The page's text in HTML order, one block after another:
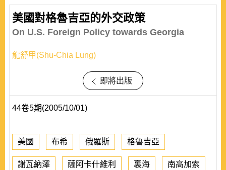
美國對格魯吉亞的外交政策
On U.S. Foreign Policy towards Georgia
龍舒甲(Shu-Chia Lung)
即將出版
44卷5期(2005/10/01)
美國 布希 俄羅斯 格魯吉亞
謝瓦納澤 薩阿卡什維利 裏海 南高加索